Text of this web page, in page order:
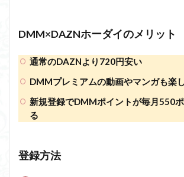
DMM×DAZNホーダイのメリット
通常のDAZNより720円安い
DMMプレミアムの動画やマンガも楽
新規登録でDMMポイントが毎月550
る
登録方法